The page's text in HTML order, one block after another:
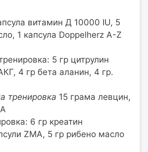
витамин Д 10000 IU, 5
1 капсула Doppelherz A-Z
5 гр цитрулин
4 гр бета аланин, 4 гр.
тренировка 15 грама левцин,
6 гр креатин
ZMA, 5 гр рибено масло